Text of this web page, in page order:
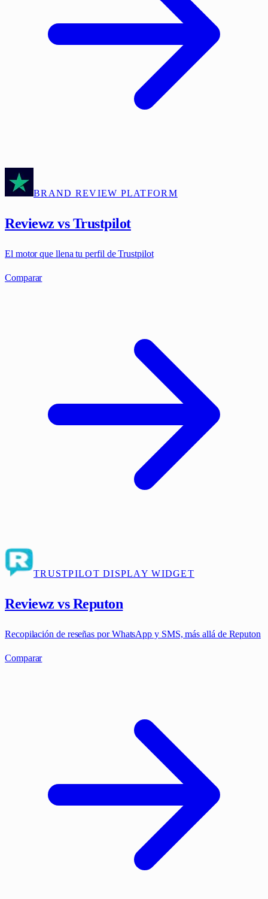
BRAND REVIEW PLATFORM
Reviewz vs Trustpilot
El motor que llena tu perfil de Trustpilot
Comparar
TRUSTPILOT DISPLAY WIDGET
Reviewz vs Reputon
Recopilación de reseñas por WhatsApp y SMS, más allá de Reputon
Comparar